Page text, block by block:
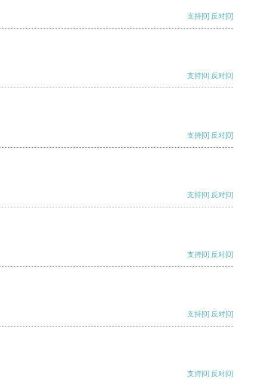
支持[0] 反对[0]
支持[0] 反对[0]
支持[0] 反对[0]
支持[0] 反对[0]
支持[0] 反对[0]
支持[0] 反对[0]
支持[0] 反对[0]